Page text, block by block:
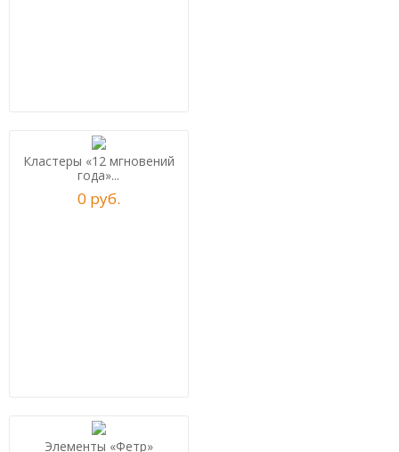
Кластеры «12 мгновений
года»...
0 руб.
Элементы «Фетр»